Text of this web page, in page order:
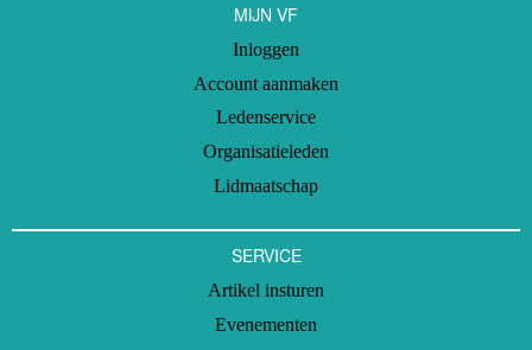
MIJN VF
Inloggen
Account aanmaken
Ledenservice
Organisatieleden
Lidmaatschap
SERVICE
Artikel insturen
Evenementen